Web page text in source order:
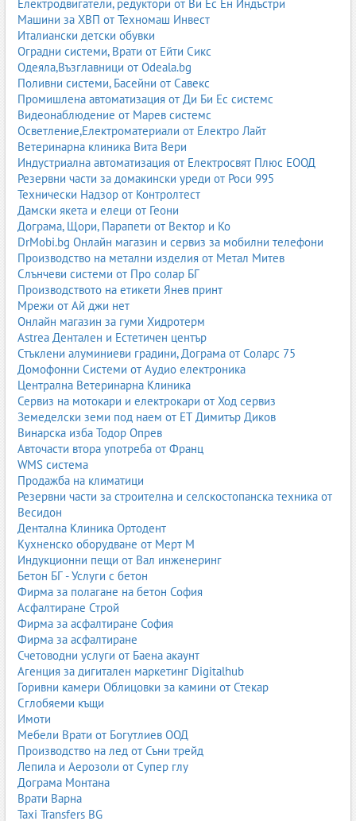
и често е свързано с тютюнопушене или продължително
излагане на замърсен въздух. Лечението включва инхалаторни
медикаменти, кислородолечение и рехабилитация.
Пневмония
Пневмонията е инфекция на белите дробове, причинена от
бактерии, вируси или гъбички. Симптомите включват висока
температура, кашлица, болка в гърдите и затруднено дишане.
Белодробните клиники извършват рентгенови снимки, кръвни
тестове и назначават подходящо лечение.
Белодробна фиброза
Фиброзата представлява образуване на белези в
белодробната тъкан, което затруднява дишането. Заболяването
може да бъде идиопатично или свързано с автоимунни
заболявания, инфекции или професионални рискове.
Туберкулоза
Туберкулозата е инфекциозно заболяване, което засяга белите
дробове и изисква продължително лечение под наблюдение
на специалист. Белодробните клиники извършват
микробиологични тестове, рентгенови снимки и проследяване
на терапията.
Саркоидоза
Саркоидозата е възпалително заболяване, което може да
засегне белите дробове, лимфните възли и други органи.
Диагнозата включва скенер, кръвни тестове и понякога
биопсия.
Диагностични методи в белодробните клиники
Съвременните белодробни клиники разполагат с модерна
апаратура и технологии, които позволяват ранно откриване на
заболяванията и прецизно проследяване на състоянието на
пациента. Диагностиката е ключов етап, защото много
белодробни заболявания имат сходни симптоми, но изискват
различно лечение.
Рентгенография на бял дроб
Рентгенът е едно от най-често използваните изследвания. Той
позволява да се открият инфекции, възпаления, течности,
туморни образувания, структурни промени и други аномалии.
Изследването е бързо, достъпно и дава важна информация за
състоянието на белите дробове.
Компютърна томография (скенер)
Електродвигатели, редуктори от Ви Ес Ен Индъстри
Машини за ХВП от Техномаш Инвест
Италиански детски обувки
Оградни системи, Врати от Ейти Сикс
Одеяла,Възглавници от Odeala.bg
Поливни системи, Басейни от Савекс
Промишлена автоматизация от Ди Би Ес системс
Видеонаблюдение от Марев системс
Осветление,Електроматериали от Електро Лайт
Ветеринарна клиника Вита Вери
Индустриална автоматизация от Електросвят Плюс ЕООД
Резервни части за домакински уреди от Роси 995
Технически Надзор от Контролтест
Дамски якета и елеци от Геони
Дограма, Щори, Парапети от Вектор и Ко
DrMobi.bg Онлайн магазин и сервиз за мобилни телефони
Производство на метални изделия от Метал Митев
Слънчеви системи от Про солар БГ
Производството на етикети Янев принт
Мрежи от Ай джи нет
Онлайн магазин за гуми Хидротерм
Astrea Дентален и Естетичен център
Стъклени алуминиеви градини, Дограма от Соларс 75
Домофонни Системи от Аудио електроника
Централна Ветеринарна Клиника
Сервиз на мотокари и електрокари от Ход сервиз
Земеделски земи под наем от ЕТ Димитър Диков
Винарска изба Тодор Опрев
Авточасти втора употреба от Франц
WMS система
Продажба на климатици
Резервни части за строителна и селскостопанска техника от
Весидон
Дентална Клиника Ортодент
Кухненско оборудване от Мерт М
Индукционни пещи от Вал инженеринг
Бетон БГ - Услуги с бетон
Фирма за полагане на бетон София
Асфалтиране Строй
Фирма за асфалтиране София
Фирма за асфалтиране
Счетоводни услуги от Баена акаунт
Агенция за дигитален маркетинг Digitalhub
Горивни камери Облицовки за камини от Стекар
Сглобяеми къщи
Имоти
Мебели Врати от Богутлиев ООД
Производство на лед от Съни трейд
Лепила и Аерозоли от Супер глу
Дограма Монтана
Врати Варна
Taxi Transfers BG